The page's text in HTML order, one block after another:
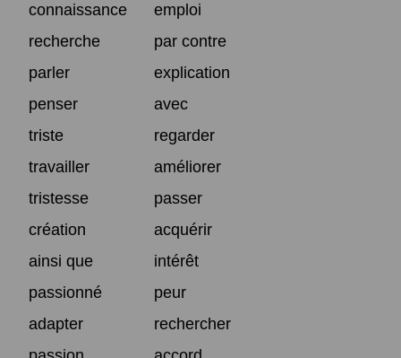
connaissance
emploi
recherche
par contre
parler
explication
penser
avec
triste
regarder
travailler
améliorer
tristesse
passer
création
acquérir
ainsi que
intérêt
passionné
peur
adapter
rechercher